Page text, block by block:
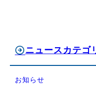
ニュースカテゴ
お知らせ